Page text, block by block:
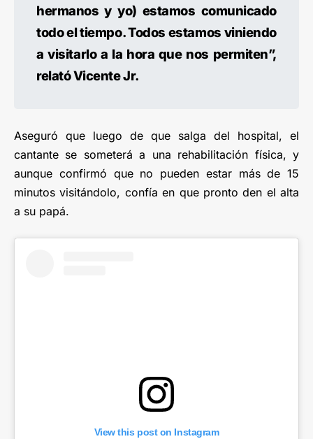
hermanos y yo) estamos comunicado
todo el tiempo. Todos estamos viniendo
a visitarlo a la hora que nos permiten”,
relató Vicente Jr.
Aseguró que luego de que salga del hospital, el
cantante se someterá a una rehabilitación física, y
aunque confirmó que no pueden estar más de 15
minutos visitándolo, confía en que pronto den el alta
a su papá.
View this post on Instagram